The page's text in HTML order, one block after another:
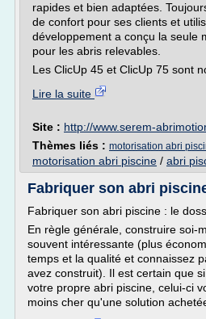
rapides et bien adaptées.
de confort pour ses clients et
développement a conçu la seule
pour les abris relevables.
Les ClicUp 45 et ClicUp 75 sont
Lire la suite
Site : http://www.serem-
Thèmes liés : motorisation abri
motorisation abri piscine / abri
Fabriquer son abri
Fabriquer son abri piscine : le
En règle générale, construire soi-
souvent intéressante (plus
temps et la qualité et connaissez
avez construit). Il est certain que
votre propre abri piscine, celui-ci
moins cher qu'une solution